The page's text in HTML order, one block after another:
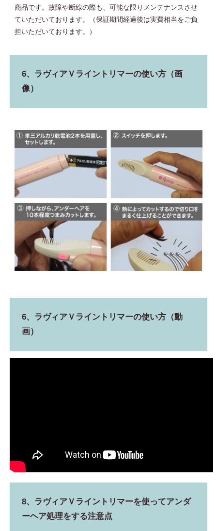
商品です。故障や断線の際も、可能な限りメンテナンスさせ
ていただいております。（保証期間経過後は実費相当をご負
担いただいております。）
6、ラヴィアＶライントリマーの使い方（画
像）
6、ラヴィアＶライントリマーの使い方（動
画）
8、ラヴィアＶライントリマーを使ってアンダ
ーヘア処理をする注意点